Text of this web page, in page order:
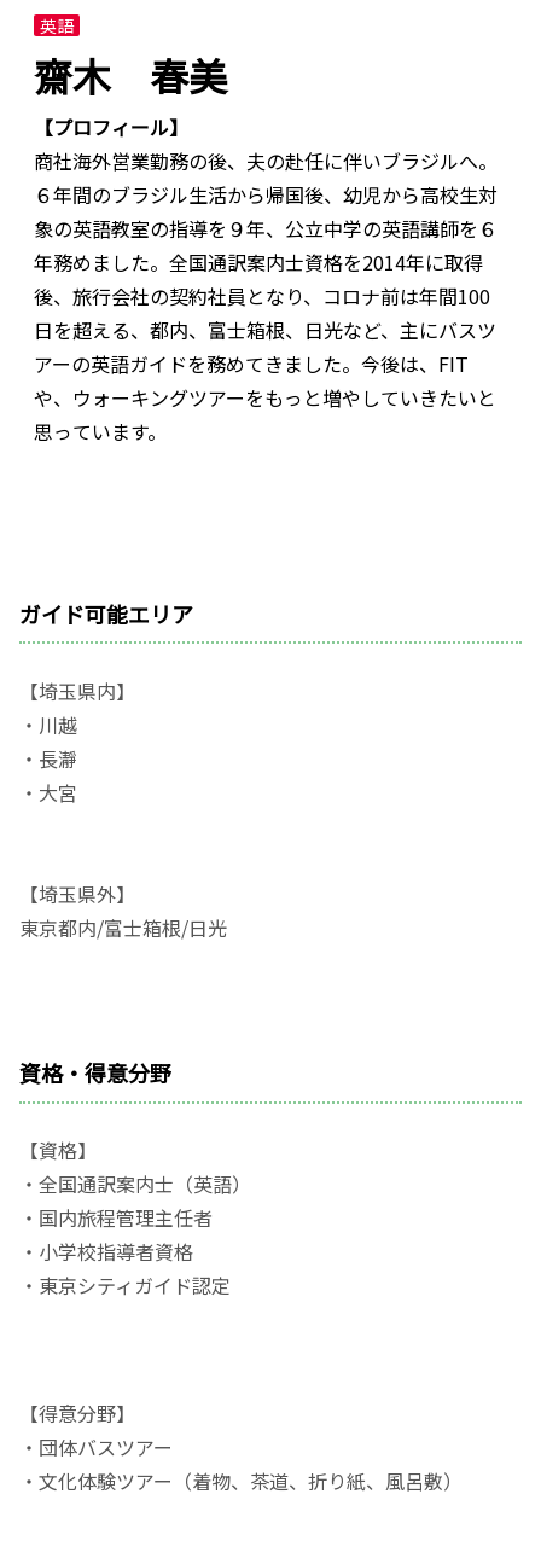
英語
齋木 春美
【プロフィール】
商社海外営業勤務の後、夫の赴任に伴いブラジルへ。
６年間のブラジル生活から帰国後、幼児から高校生対
象の英語教室の指導を９年、公立中学の英語講師を６
年務めました。全国通訳案内士資格を2014年に取得
後、旅行会社の契約社員となり、コロナ前は年間100
日を超える、都内、富士箱根、日光など、主にバスツ
アーの英語ガイドを務めてきました。今後は、FIT
や、ウォーキングツアーをもっと増やしていきたいと
思っています。
ガイド可能エリア
【埼玉県内】
・川越
・長瀞
・大宮
【埼玉県外】
東京都内/富士箱根/日光
資格・得意分野
【資格】
・全国通訳案内士（英語）
・国内旅程管理主任者
・小学校指導者資格
・東京シティガイド認定
【得意分野】
・団体バスツアー
・文化体験ツアー（着物、茶道、折り紙、風呂敷）